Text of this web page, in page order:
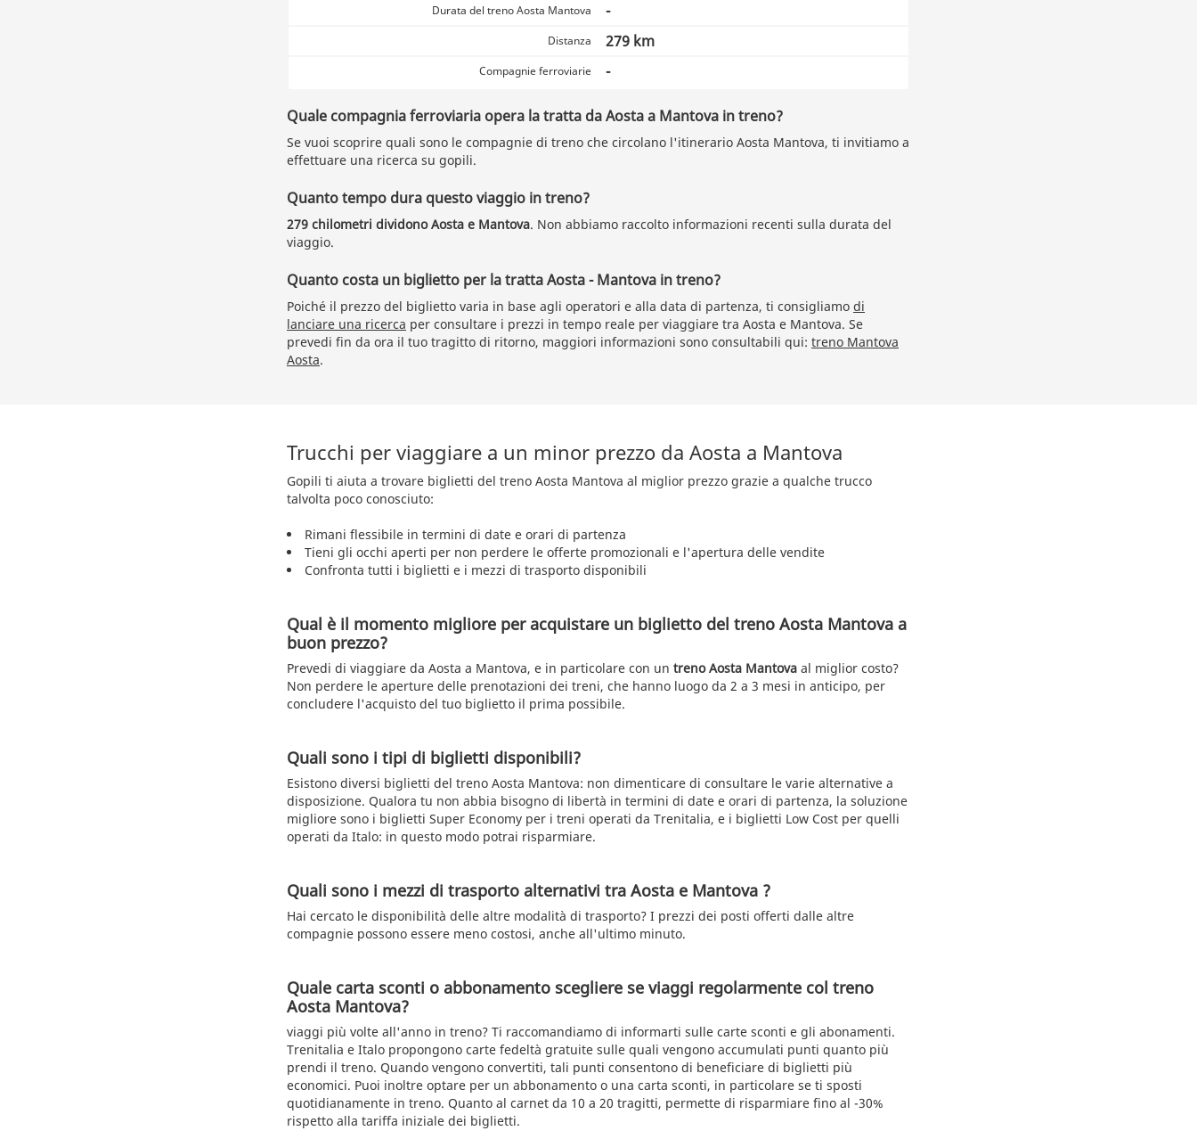
Durata del treno Aosta Mantova -
Distanza 279 km
Compagnie ferroviarie -
Quale compagnia ferroviaria opera la tratta da Aosta a Mantova in treno?
Se vuoi scoprire quali sono le compagnie di treno che circolano l'itinerario Aosta Mantova, ti invitiamo a
effettuare una ricerca su gopili.
Quanto tempo dura questo viaggio in treno?
279 chilometri dividono Aosta e Mantova. Non abbiamo raccolto informazioni recenti sulla durata del
viaggio.
Quanto costa un biglietto per la tratta Aosta - Mantova in treno?
Poiché il prezzo del biglietto varia in base agli operatori e alla data di partenza, ti consigliamo di
lanciare una ricerca per consultare i prezzi in tempo reale per viaggiare tra Aosta e Mantova. Se
prevedi fin da ora il tuo tragitto di ritorno, maggiori informazioni sono consultabili qui: treno Mantova
Aosta.
Trucchi per viaggiare a un minor prezzo da Aosta a Mantova
Gopili ti aiuta a trovare biglietti del treno Aosta Mantova al miglior prezzo grazie a qualche trucco
talvolta poco conosciuto:
Rimani flessibile in termini di date e orari di partenza
Tieni gli occhi aperti per non perdere le offerte promozionali e l'apertura delle vendite
Confronta tutti i biglietti e i mezzi di trasporto disponibili
Qual è il momento migliore per acquistare un biglietto del treno Aosta Mantova a
buon prezzo?
Prevedi di viaggiare da Aosta a Mantova, e in particolare con un treno Aosta Mantova al miglior costo?
Non perdere le aperture delle prenotazioni dei treni, che hanno luogo da 2 a 3 mesi in anticipo, per
concludere l'acquisto del tuo biglietto il prima possibile.
Quali sono i tipi di biglietti disponibili?
Esistono diversi biglietti del treno Aosta Mantova: non dimenticare di consultare le varie alternative a
disposizione. Qualora tu non abbia bisogno di libertà in termini di date e orari di partenza, la soluzione
migliore sono i biglietti Super Economy per i treni operati da Trenitalia, e i biglietti Low Cost per quelli
operati da Italo: in questo modo potrai risparmiare.
Quali sono i mezzi di trasporto alternativi tra Aosta e Mantova ?
Hai cercato le disponibilità delle altre modalità di trasporto? I prezzi dei posti offerti dalle altre
compagnie possono essere meno costosi, anche all'ultimo minuto.
Quale carta sconti o abbonamento scegliere se viaggi regolarmente col treno
Aosta Mantova?
viaggi più volte all'anno in treno? Ti raccomandiamo di informarti sulle carte sconti e gli abonamenti.
Trenitalia e Italo propongono carte fedeltà gratuite sulle quali vengono accumulati punti quanto più
prendi il treno. Quando vengono convertiti, tali punti consentono di beneficiare di biglietti più
economici. Puoi inoltre optare per un abbonamento o una carta sconti, in particolare se ti sposti
quotidianamente in treno. Quanto al carnet da 10 a 20 tragitti, permette di risparmiare fino al -30%
rispetto alla tariffa iniziale dei biglietti.